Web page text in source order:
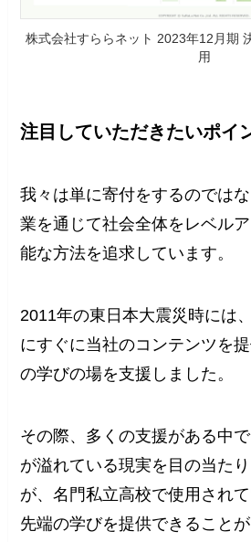
株式会社すららネット 2023年12月期
用
注目していただきたいポイ
我々は単に寄付をするのでは
業を通じて社会全体をレベル
能な方法を追求しています。
2011年の東日本大震災時には
にすぐに当社のコンテンツを
の学びの場を支援しました。
その際、多くの支援がある中
が溢れている現実を目の当た
が、名門私立高校で使用され
先端の学びを提供できること